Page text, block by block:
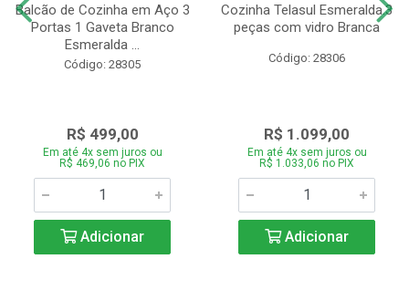
Balcão de Cozinha em Aço 3
Portas 1 Gaveta Branco
Esmeralda ...
Código: 28305
R$ 499,00
Em até 4x sem juros ou
R$ 469,06 no PIX
Adicionar
Cozinha Telasul Esmeralda.3
peças com vidro Branca
Código: 28306
R$ 1.099,00
Em até 4x sem juros ou
R$ 1.033,06 no PIX
Adicionar